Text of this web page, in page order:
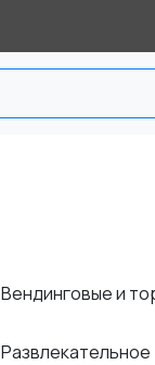
Вендинговые и
Развлекательное